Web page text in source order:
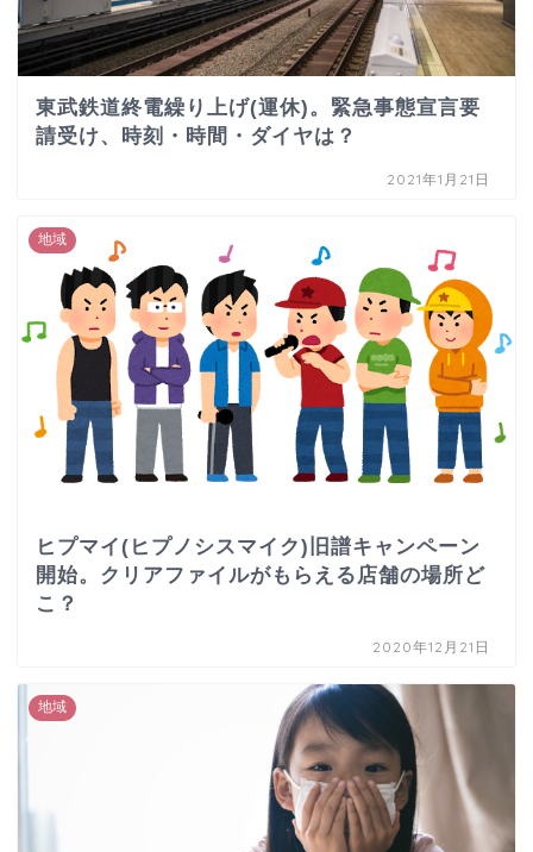
東武鉄道終電繰り上げ(運休)。緊急事態宣言要
請受け、時刻・時間・ダイヤは？
2021年1月21日
地域
ヒプマイ(ヒプノシスマイク)旧譜キャンペーン
開始。クリアファイルがもらえる店舗の場所ど
こ？
2020年12月21日
地域